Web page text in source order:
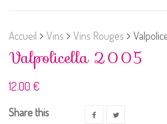
Accueil Vins Vins Rouges
Valpolicella 2005
12.00 €
Share this